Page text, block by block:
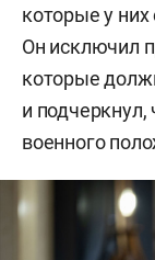
которые у них
Он исключил
которые
и подчеркнул,
военного